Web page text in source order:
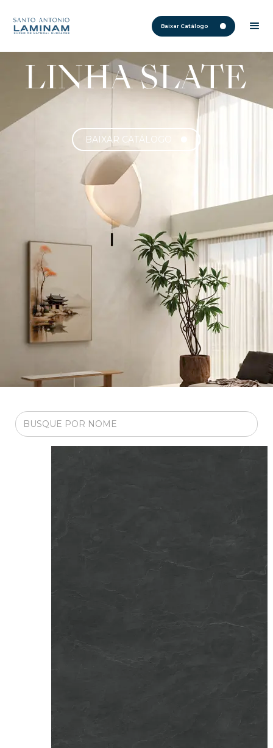
Baixar Catálogo
LINHA SLATE
BAIXAR CATÁLOGO